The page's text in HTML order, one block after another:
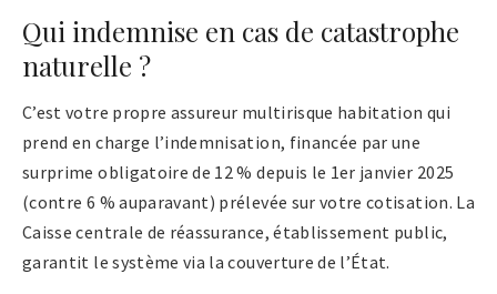
Qui indemnise en cas de catastrophe
naturelle ?
C’est votre propre assureur multirisque habitation qui
prend en charge l’indemnisation, financée par une
surprime obligatoire de 12 % depuis le 1er janvier 2025
(contre 6 % auparavant) prélevée sur votre cotisation. La
Caisse centrale de réassurance, établissement public,
garantit le système via la couverture de l’État.